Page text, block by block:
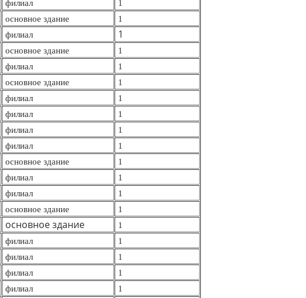
филиал
1
основное здание
1
филиал 1
основное здание
1
филиал
1
основное здание
1
филиал
1
филиал
1
филиал
1
филиал
1
основное здание
1
филиал
1
филиал
1
основное здание
1
основное здание
1
филиал
1
филиал 1
филиал
1
филиал
1